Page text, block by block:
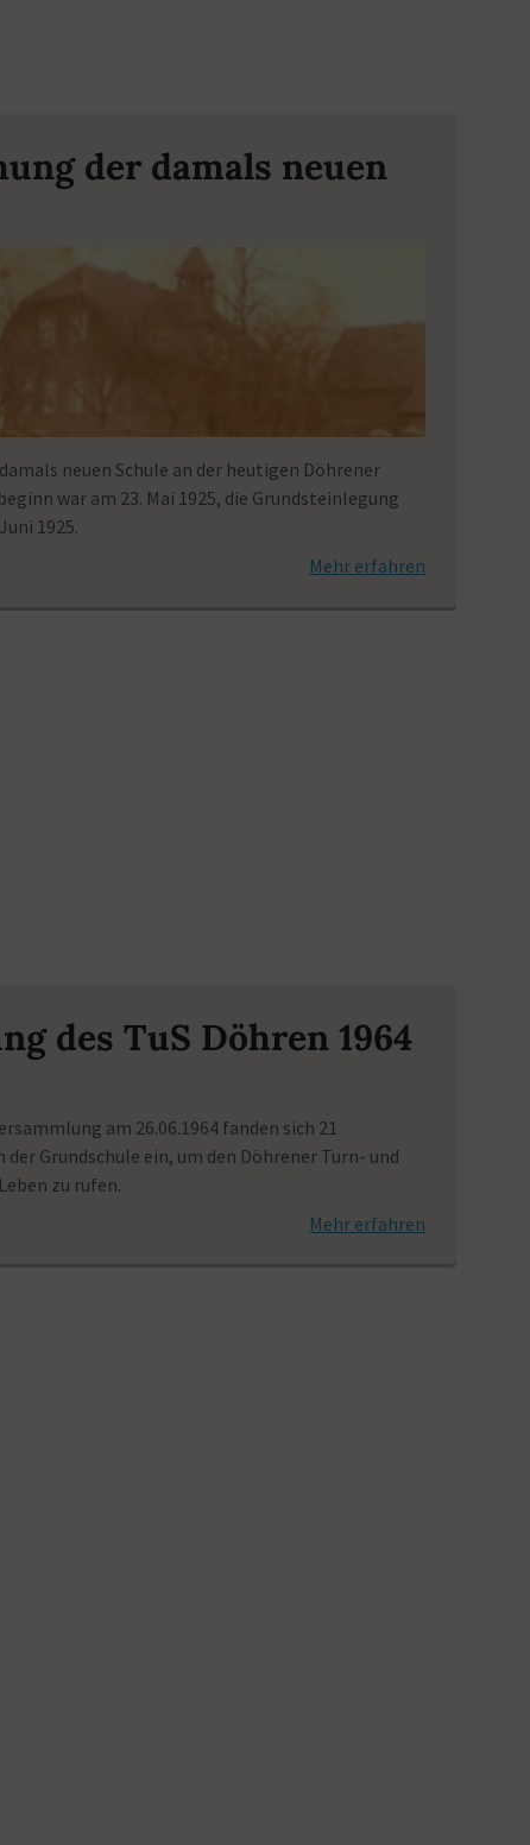
der damals neuen
neuen Schule an der heutigen Döhrener
war am 23. Mai 1925, die Grundsteinlegung
1925.
Mehr erfahren
des TuS Döhren 1964
am 26.06.1964 fanden sich 21
Grundschule ein, um den Döhrener Turn- und
zu rufen.
Mehr erfahren